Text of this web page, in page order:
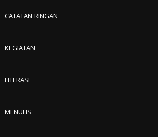
CATATAN RINGAN
KEGIATAN
LITERASI
MENULIS